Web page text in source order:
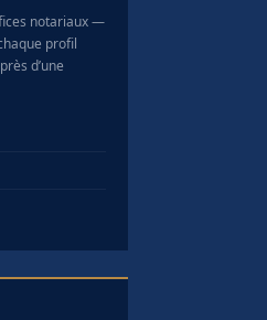
notariaux —
profil
d’une